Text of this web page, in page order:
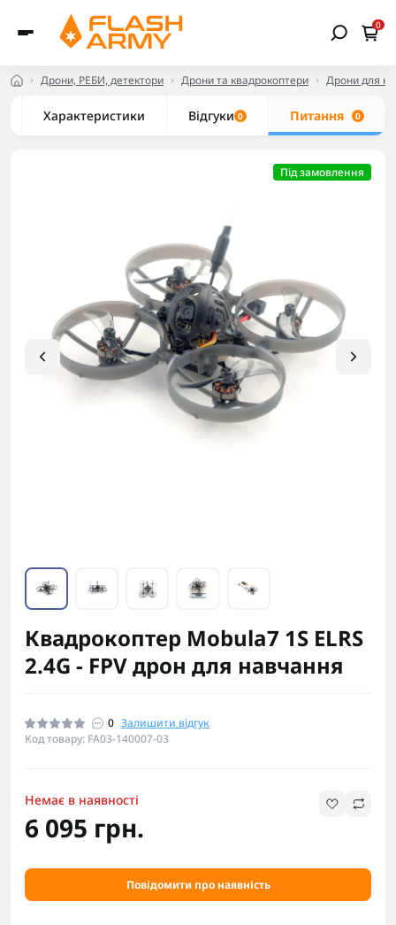
0
Дрони, РЕБИ, детектори Дрони та квадрокоптери Дрони для
Характеристики Відгуки 0 Питання 0
Під замовлення
Квадрокоптер Mobula7 1S ELRS
2.4G - FPV дрон для навчання
0 Залишити відгук
Код товару: FA03-140007-03
Немає в наявності
6 095 грн.
Повідомити про наявність